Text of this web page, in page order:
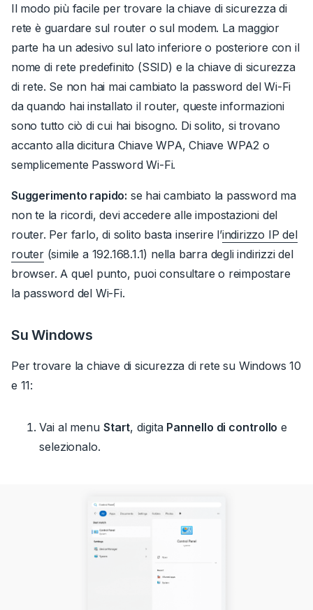
Il modo più facile per trovare la chiave di sicurezza di
rete è guardare sul router o sul modem. La maggior
parte ha un adesivo sul lato inferiore o posteriore con il
nome di rete predefinito (SSID) e la chiave di sicurezza
di rete. Se non hai mai cambiato la password del Wi-Fi
da quando hai installato il router, queste informazioni
sono tutto ciò di cui hai bisogno. Di solito, si trovano
accanto alla dicitura Chiave WPA,Chiave WPA2 o
semplicemente Password Wi-Fi.
Suggerimento rapido: se hai cambiato la password ma
non te la ricordi, devi accedere alle impostazioni del
router. Per farlo, di solito basta inserire l’indirizzo IP del
router(simile a 192.168.1.1) nella barra degli indirizzi del
browser. A quel punto, puoi consultare o reimpostare
la password del Wi-Fi.
Su Windows
Per trovare la chiave di sicurezza di rete su Windows 10
e 11:
Vai al menu Start, digita Pannello di controllo e
selezionalo.